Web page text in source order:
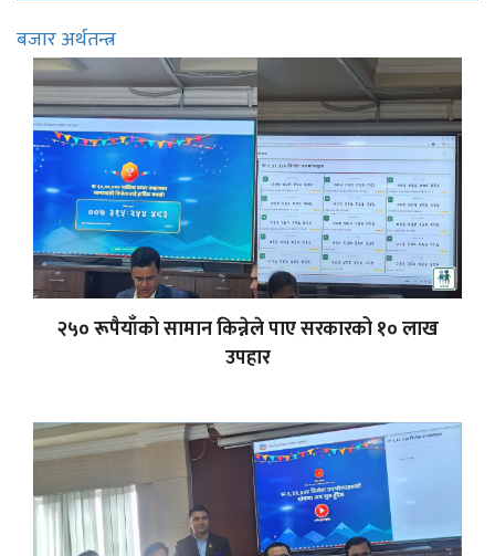
बजार अर्थतन्त्र
२५० रूपैयाँको सामान किन्नेले पाए सरकारको १० लाख
उपहार